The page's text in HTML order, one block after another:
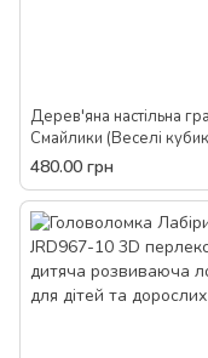
Дерев'яна настільна гра
Смайлики (Веселі
2733 кубики картки
годинник розвиваюча
дітей
480.00 грн